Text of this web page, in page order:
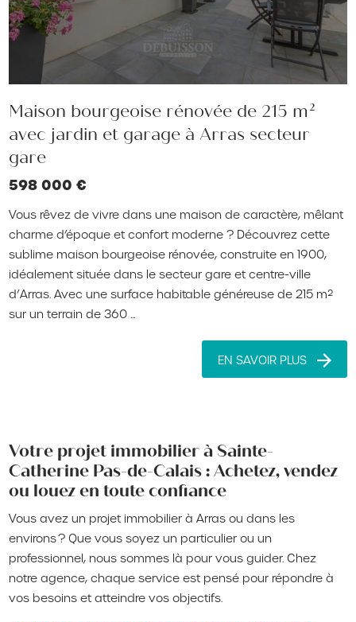
Maison bourgeoise rénovée de 215 m²
avec jardin et garage à Arras secteur
gare
598 000 €
Vous rêvez de vivre dans une maison de caractère, mêlant
charme d’époque et confort moderne ? Découvrez cette
sublime maison bourgeoise rénovée, construite en 1900,
idéalement située dans le secteur gare et centre-ville
d’Arras. Avec une surface habitable généreuse de 215 m²
sur un terrain de 360 ...
EN SAVOIR PLUS
Votre projet immobilier à Sainte-
Catherine Pas-de-Calais : Achetez, vendez
ou louez en toute confiance
Vous avez un projet immobilier à Arras ou dans les
environs ? Que vous soyez un particulier ou un
professionnel, nous sommes là pour vous guider. Chez
notre agence, chaque service est pensé pour répondre à
vos besoins et atteindre vos objectifs.